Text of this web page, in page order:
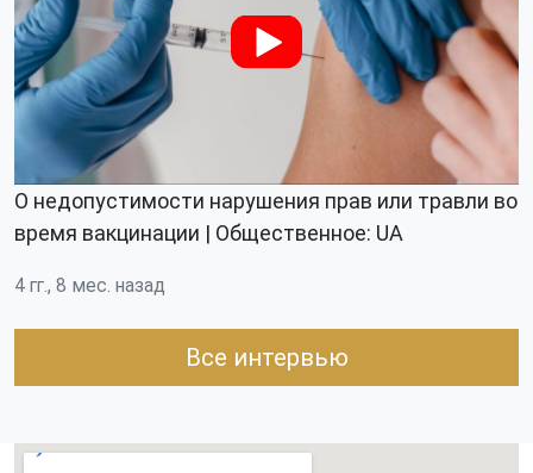
О недопустимости нарушения прав или травли во
время вакцинации | Общественное: UA
4 гг., 8 мес. назад
Все интервью